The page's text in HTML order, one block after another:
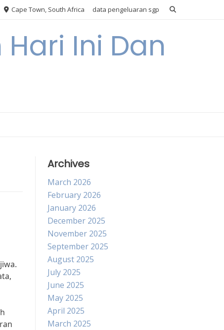
Cape Town, South Africa data pengeluaran sgp
Ini Dan
Archives
March 2026
February 2026
January 2026
December 2025
November 2025
September 2025
August 2025
July 2025
June 2025
May 2025
April 2025
March 2025